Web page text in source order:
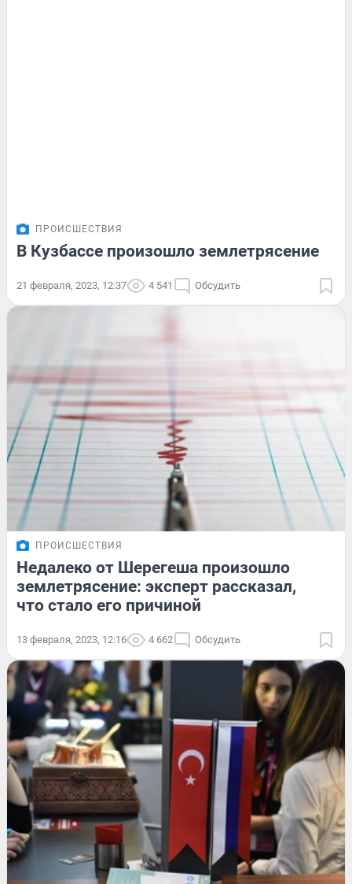
ПРОИСШЕСТВИЯ
В Кузбассе произошло землетрясение
21 февраля, 2023, 12:37 4 541 Обсудить
ПРОИСШЕСТВИЯ
Недалеко от Шерегеша произошло
землетрясение: эксперт рассказал,
что стало его причиной
13 февраля, 2023, 12:16 4 662 Обсудить